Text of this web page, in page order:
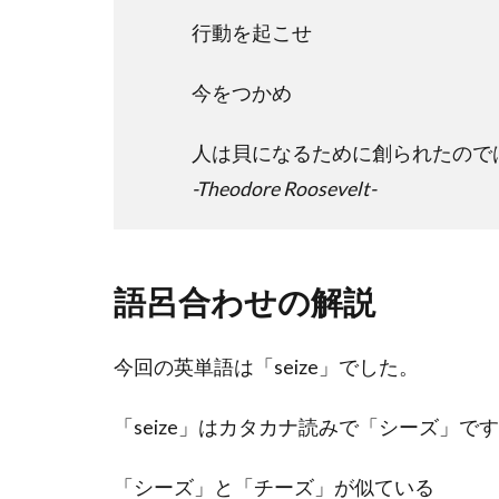
行動を起こせ
今をつかめ
人は貝になるために創られたので
-Theodore Roosevelt-
語呂合わせの解説
今回の英単語は「seize」でした。
「seize」はカタカナ読みで「シーズ」です
「シーズ」と「チーズ」が似ている